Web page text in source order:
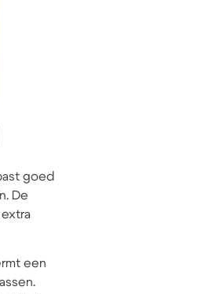
goed
De
een